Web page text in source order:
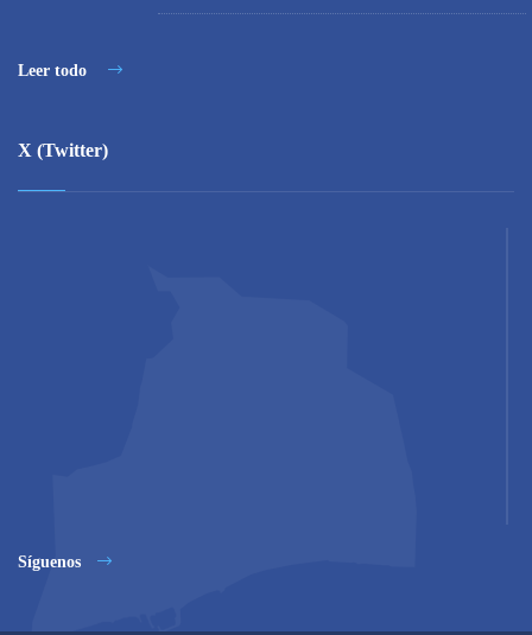
Leer todo
X (Twitter)
Síguenos